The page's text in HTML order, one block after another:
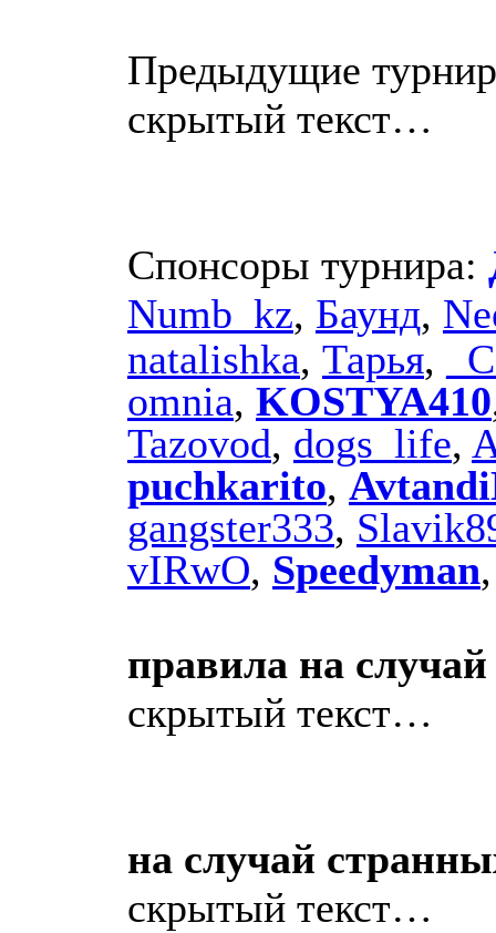
Предыдущие
скрытый текст…
Спонсоры турнира:
Numb_kz, Баунд,
natalishka, Тарья,
omnia, KOSTYA410
Tazovod, dogs_life,
puchkarito,
gangster333,
vIRwO, Speedyman
правила на
скрытый текст…
на случай
скрытый текст…